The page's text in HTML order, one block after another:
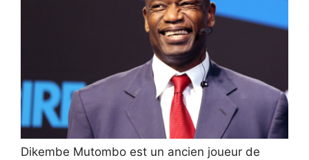
Dikembe Mutombo est un ancien joueur de